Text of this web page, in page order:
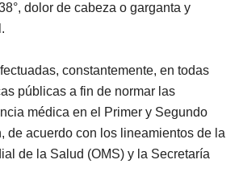
dolor de cabeza o garganta y
constantemente, en todas
públicas a fin de normar las
médica en el Primer y Segundo
de acuerdo con los lineamientos de la
de la Salud (OMS) y la Secretaría